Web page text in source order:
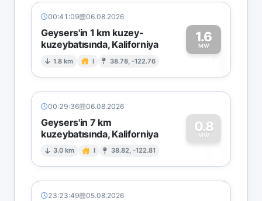
00:41:09 06.08.2026
Geysers'in 1 km kuzey-
kuzeybatısında, Kaliforniya
1.8 km I 38.78, -122.76
1.6
MW1
00:29:36 06.08.2026
Geysers'in 7 km
kuzeybatısında, Kaliforniya
3.0 km I 38.82, -122.81
0.8
MW
0
23:23:49 05.08.2026